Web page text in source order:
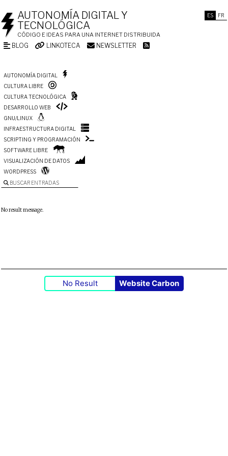
ES FR
AUTONOMÍA DIGITAL Y
TECNOLÓGICA
CÓDIGO E IDEAS PARA UNA INTERNET DISTRIBUIDA
BLOG LINKOTECA NEWSLETTER
AUTONOMÍA DIGITAL
CULTURA LIBRE
CULTURA TECNOLÓGICA
DESARROLLO WEB
GNU/LINUX
INFRAESTRUCTURA DIGITAL
SCRIPTING Y PROGRAMACIÓN
SOFTWARE LIBRE
VISUALIZACIÓN DE DATOS
WORDPRESS
BUSCAR ENTRADAS
No result message.
No Result Website Carbon